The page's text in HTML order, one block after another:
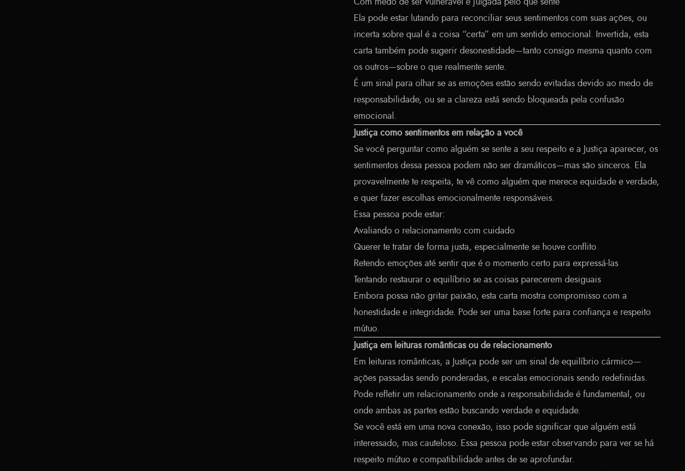
Com medo de ser vulnerável e julgada pelo que sente
Ela pode estar lutando para reconciliar seus sentimentos com suas ações, ou
incerta sobre qual é a coisa “certa” em um sentido emocional. Invertida, esta
carta também pode sugerir desonestidade—tanto consigo mesma quanto com
os outros—sobre o que realmente sente.
É um sinal para olhar se as emoções estão sendo evitadas devido ao medo de
responsabilidade, ou se a clareza está sendo bloqueada pela confusão
emocional.
Justiça como sentimentos em relação a você
Se você perguntar como alguém se sente a seu respeito e a Justiça aparecer, os
sentimentos dessa pessoa podem não ser dramáticos—mas são sinceros. Ela
provavelmente te respeita, te vê como alguém que merece equidade e verdade,
e quer fazer escolhas emocionalmente responsáveis.
Essa pessoa pode estar:
Avaliando o relacionamento com cuidado
Querer te tratar de forma justa, especialmente se houve conflito
Retendo emoções até sentir que é o momento certo para expressá-las
Tentando restaurar o equilíbrio se as coisas parecerem desiguais
Embora possa não gritar paixão, esta carta mostra compromisso com a
honestidade e integridade. Pode ser uma base forte para confiança e respeito
mútuo.
Justiça em leituras românticas ou de relacionamento
Em leituras românticas, a Justiça pode ser um sinal de equilíbrio cármico—
ações passadas sendo ponderadas, e escalas emocionais sendo redefinidas.
Pode refletir um relacionamento onde a responsabilidade é fundamental, ou
onde ambas as partes estão buscando verdade e equidade.
Se você está em uma nova conexão, isso pode significar que alguém está
interessado, mas cauteloso. Essa pessoa pode estar observando para ver se há
respeito mútuo e compatibilidade antes de se aprofundar.